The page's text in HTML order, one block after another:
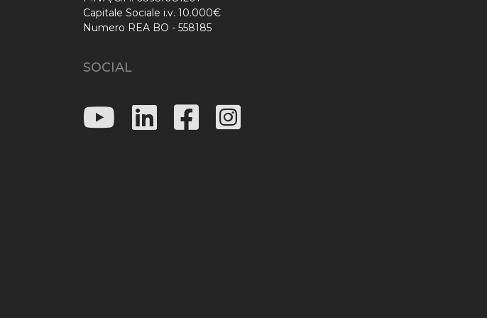
Capitale Sociale i.v. 10.000€
Numero REA BO - 558185
SOCIAL